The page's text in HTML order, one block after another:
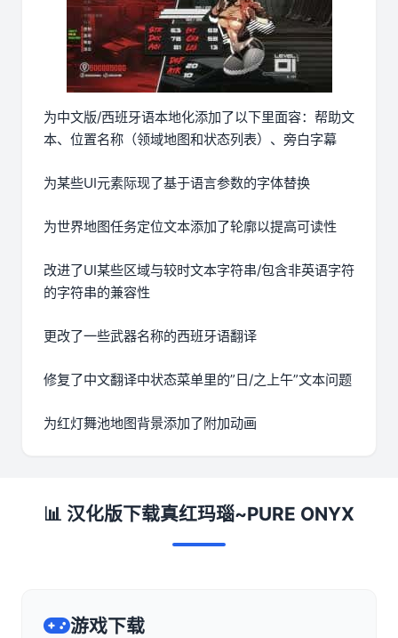
为中文版/西班牙语本地化添加了以下里面容：帮助文
本、位置名称（领域地图和状态列表）、旁白字幕
为某些UI元素际现了基于语言参数的字体替换
为世界地图任务定位文本添加了轮廓以提高可读性
改进了UI某些区域与较时文本字符串/包含非英语字符
的字符串的兼容性
更改了一些武器名称的西班牙语翻译
修复了中文翻译中状态菜单里的”日/之上午”文本问题
为红灯舞池地图背景添加了附加动画
📊 汉化版下载真红玛瑙~PURE ONYX
游戏下载